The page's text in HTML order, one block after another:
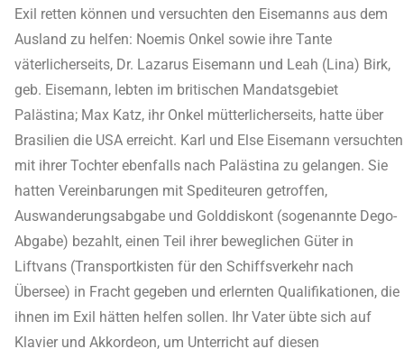
Exil retten können und versuchten den Eisemanns aus dem
Ausland zu helfen: Noemis Onkel sowie ihre Tante
väterlicherseits, Dr. Lazarus Eisemann und Leah (Lina) Birk,
geb. Eisemann, lebten im britischen Mandatsgebiet
Palästina; Max Katz, ihr Onkel mütterlicherseits, hatte über
Brasilien die USA erreicht. Karl und Else Eisemann versuchten
mit ihrer Tochter ebenfalls nach Palästina zu gelangen. Sie
hatten Vereinbarungen mit Spediteuren getroffen,
Auswanderungsabgabe und Golddiskont (sogenannte Dego-
Abgabe) bezahlt, einen Teil ihrer beweglichen Güter in
Liftvans (Transportkisten für den Schiffsverkehr nach
Übersee) in Fracht gegeben und erlernten Qualifikationen, die
ihnen im Exil hätten helfen sollen. Ihr Vater übte sich auf
Klavier und Akkordeon, um Unterricht auf diesen